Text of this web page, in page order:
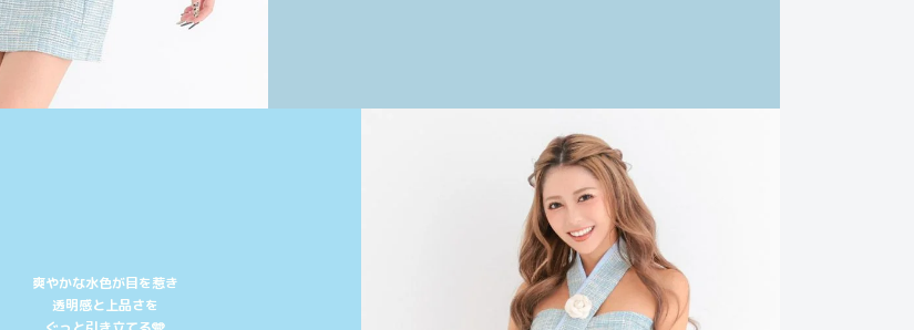
爽やかな水色が目を惹き
透明感と上品さを